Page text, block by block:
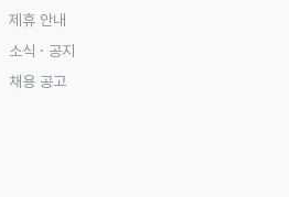
제휴 안내
소식 · 공지
채용 공고